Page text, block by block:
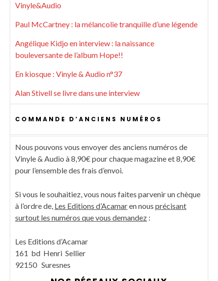
Vinyle&Audio
Paul McCartney : la mélancolie tranquille d’une légende
Angélique Kidjo en interview : la naissance
bouleversante de l’album Hope!!
En kiosque : Vinyle & Audio n°37
Alan Stivell se livre dans une interview
COMMANDE D’ANCIENS NUMÉROS
Nous pouvons vous envoyer des anciens numéros de
Vinyle & Audio à 8,90€ pour chaque magazine et 8,90€
pour l’ensemble des frais d’envoi.
Si vous le souhaitiez, vous nous faites parvenir un chèque
à l’ordre de, Les Editions d’Acamaren nous précisant
surtout les numéros que vous demandez :
Les Editions d’Acamar
161 bd Henri Sellier
92150 Suresnes